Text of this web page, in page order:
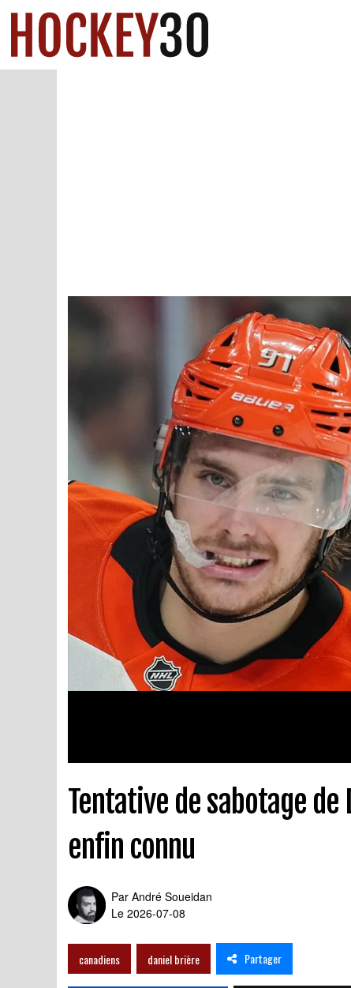
Tentative de sabotage
enfin connu
Par André Soueidan
Le 2026-07-08
canadiens daniel brière Partager